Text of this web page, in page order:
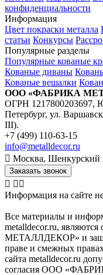
конфиденциальности
Информация
Цвет покраски металла
статьи Конкурсы
Популярные разделы
Популярные кованые
Кованые диваны
Кованые вешалки
ООО «ФАБРИКА
ОГРН 1217800203697,
Петербург, ул.
III).
+7 (499) 110-63-15
info@metalldecor.ru
Москва, Шенкурский
Заказать звонок
Информация на сайте
Все материалы и
metalldecor.ru,
МЕТАЛЛДЕКОР» и
праве и смежных
сайта metalldecor.ru
согласия ООО